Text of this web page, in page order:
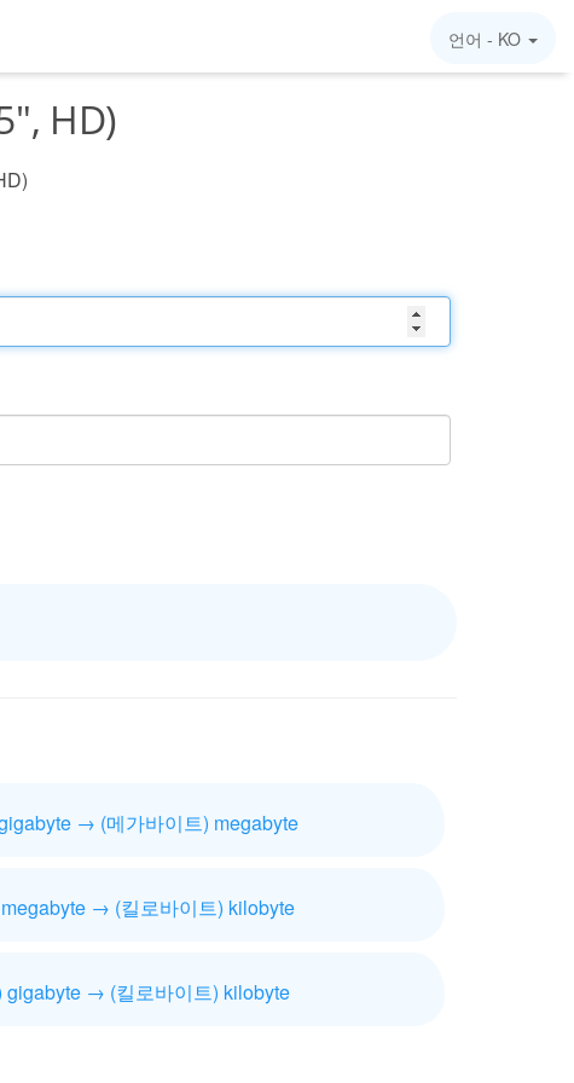
언어 - KO
HD)
→ (메가바이트) megabyte
→ (킬로바이트) kilobyte
gigabyte → (킬로바이트) kilobyte